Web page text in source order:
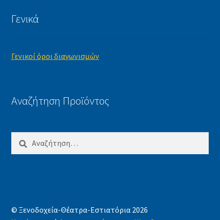
Γενικά
Γενικοί όροι διαγωνισμών
Αναζήτηση Προϊόντος
για:
© Ξενοδοχεία-Θέατρα-Εστιατόρια 2026